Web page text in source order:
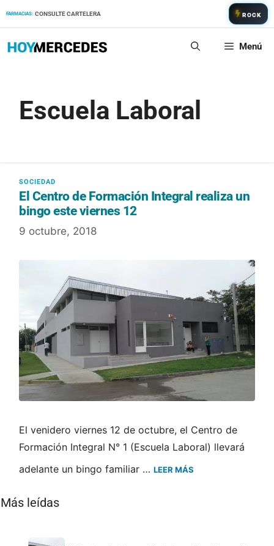
FARMACIAS: CONSULTE CARTELERA ROCK
Menú
Escuela Laboral
El Centro de Formación Integral realiza un
bingo este viernes 12
9 octubre, 2018
El venidero viernes 12 de octubre, el Centro de
Formación Integral N° 1 (Escuela Laboral) llevará
adelante un bingo familiar … LEER MÁS
Más leídas